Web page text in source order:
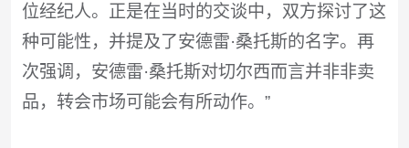
位经纪人。正是在当时的交谈中，双方探讨了这
种可能性，并提及了安德雷·桑托斯的名字。再
次强调，安德雷·桑托斯对切尔西而言并非非卖
品，转会市场可能会有所动作。”